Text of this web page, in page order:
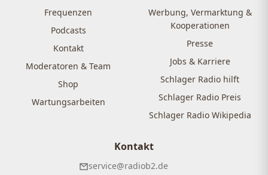
Frequenzen
Podcasts
Kontakt
Moderatoren & Team
Shop
Wartungsarbeiten
Werbung, Vermarktung &
Kooperationen
Presse
Jobs & Karriere
Schlager Radio hilft
Schlager Radio Preis
Schlager Radio Wikipedia
Kontakt
service@radiob2.de